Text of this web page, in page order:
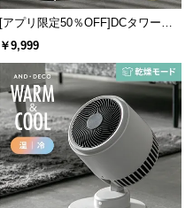
[アプリ限定50％OFF]DCタワーフ
ァン 縦横斜め3WAY
￥9,999